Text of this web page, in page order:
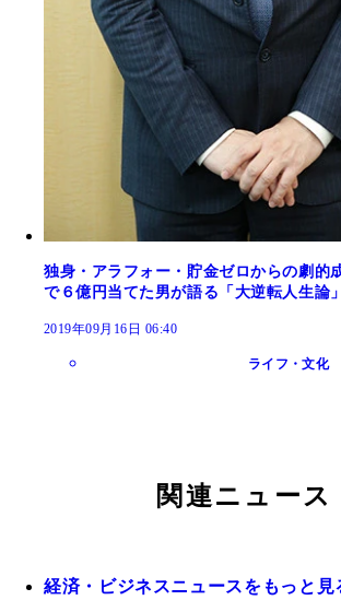
独身・アラフォー・貯金ゼロからの劇
で６億円当てた男が語る「大逆転人生論」
2019年09月16日 06:40
ライフ・文化
関連ニュース
経済・ビジネスニュースをもっと見